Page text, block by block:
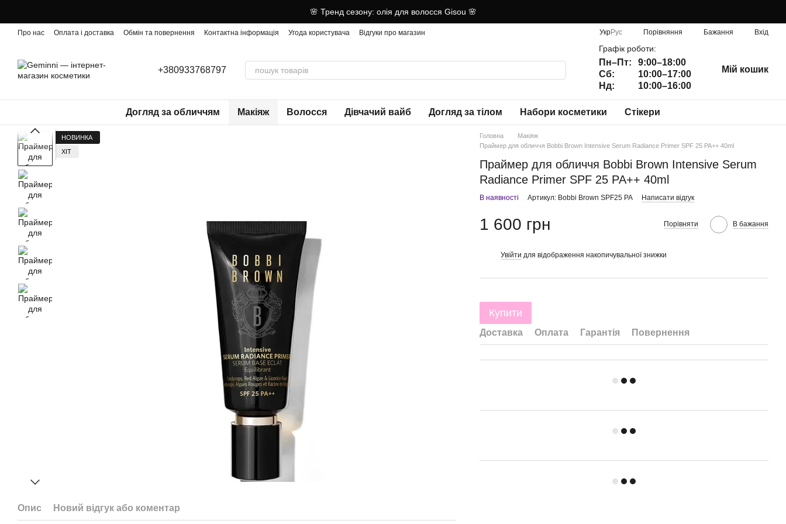
🌸 Тренд сезону: олія для волосся Gisou 🌸
Про нас Оплата і доставка Обмін та повернення Контактна інформація Угода користувача Відгуки про магазин УкрРус Порівняння Бажання Вхід
+380933768797
Графік роботи:
Пн–Пт:
9:00–18:00
Сб:
10:00–17:00
Нд:
10:00–16:00
Мій кошик
Догляд за обличчям Макіяж Волосся Дівчачий вайб Догляд за тілом Набори косметики Стікери
НОВИНКА
ХІТ
Опис Новий відгук або коментар
Головна
Макіяж
Праймер для обличчя Bobbi Brown Intensive Serum Radiance Primer SPF 25 PA++ 40ml
Праймер для обличчя Bobbi Brown Intensive Serum
Radiance Primer SPF 25 PA++ 40ml
В наявності Артикул: Bobbi Brown SPF25 PA Написати відгук
1 600 грн Порівняти В бажання
Увійти для відображення накопичувальної знижки
Купити
Доставка Оплата Гарантія Повернення